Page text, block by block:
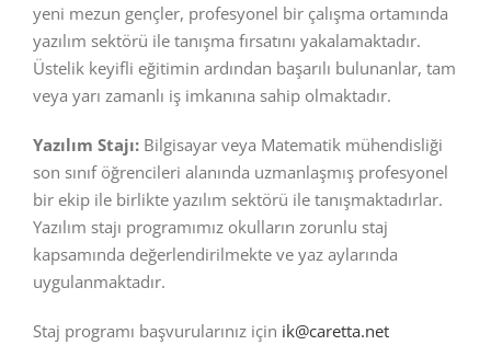
yeni mezun gençler, profesyonel bir çalışma ortamında
yazılım sektörü ile tanışma fırsatını yakalamaktadır.
Üstelik keyifli eğitimin ardından başarılı bulunanlar, tam
veya yarı zamanlı iş imkanına sahip olmaktadır.
Yazılım Stajı: Bilgisayar veya Matematik mühendisliği
son sınıf öğrencileri alanında uzmanlaşmış profesyonel
bir ekip ile birlikte yazılım sektörü ile tanışmaktadırlar.
Yazılım stajı programımız okulların zorunlu staj
kapsamında değerlendirilmekte ve yaz aylarında
uygulanmaktadır.
Staj programı başvurularınız için ik@caretta.net